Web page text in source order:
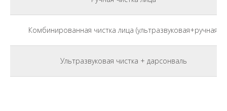
Комбинированная чистка лица (ультразвуковая+ручная)
Ультразвуковая чистка + дарсонваль